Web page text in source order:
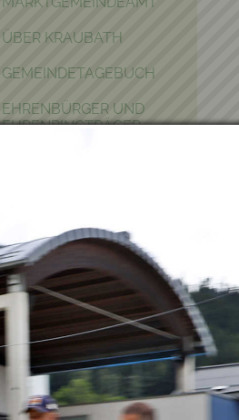
ÜBER KRAUBATH
GEMEINDETAGEBUCH
EHRENBÜRGER UND
EHRENRINGTRÄGER
PFARRE
PARTNERGEMEINDE
FOTOGALERIE